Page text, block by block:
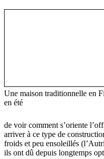
Une maison traditionnelle en
en été
de voir comment s’oriente
arriver à ce type de
froids et peu ensoleillés
ils ont dû depuis longtemps